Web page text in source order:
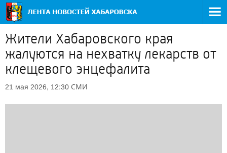
Жители Хабаровского края
жалуются на нехватку лекарств от
клещевого энцефалита
21 мая 2026, 12:30 СМИ